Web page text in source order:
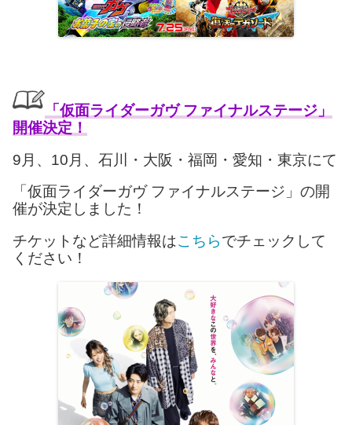
「仮面ライダーガヴ ファイナルステージ」
開催決定 ！
9月、10月、石川・大阪・福岡・愛知・東京にて
「仮面ライダーガヴ ファイナルステージ」の開
催が決定しました！
チケットなど詳細情報はこちらでチェックして
ください！